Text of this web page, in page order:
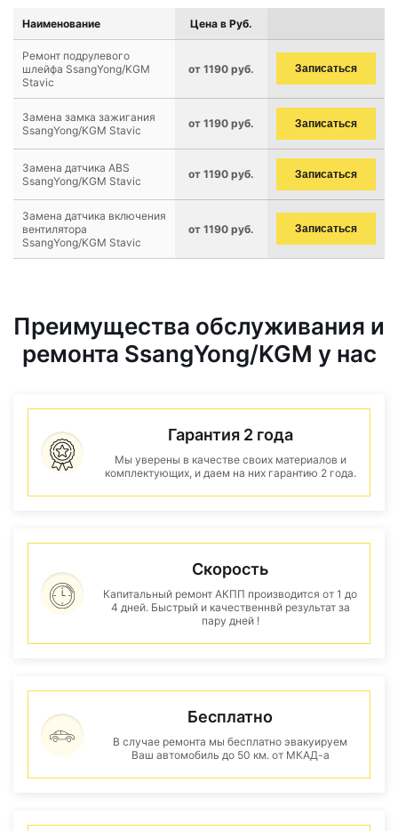
Наименование Цена в Руб.
Ремонт подрулевого
шлейфа SsangYong/KGM
Stavic
от 1190 руб. Записаться
Замена замка зажигания
SsangYong/KGM Stavic
от 1190 руб. Записаться
Замена датчика ABS
SsangYong/KGM Stavic
от 1190 руб. Записаться
Замена датчика включения
вентилятора
SsangYong/KGM Stavic
от 1190 руб. Записаться
Преимущества обслуживания и
ремонта SsangYong/KGM у нас
Гарантия 2 года
Мы уверены в качестве своих материалов и
комплектующих, и даем на них гарантию 2 года.
Скорость
Капитальный ремонт АКПП производится от 1 до
4 дней. Быстрый и качественнвй результат за
пару дней !
Бесплатно
В случае ремонта мы бесплатно эвакуируем
Ваш автомобиль до 50 км. от МКАД-а